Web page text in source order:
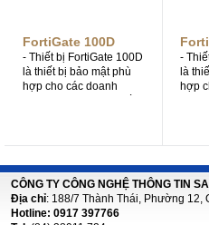
FortiGate 100D
- Thiết bị FortiGate 100D
là thiết bị bảo mật phù
hợp cho các doanh
Firewall Throughput:
Throughput (512 byte
packets): 450Mbps. -
Concurrent SSL-VPN
Users (Recommended
-
là
hợp
50. -
(512
CÔNG TY CÔNG NGHỆ THÔNG TIN
Địa chỉ: 188/7 Thành Thái, Phường 12,
Hotline: 0917 397766